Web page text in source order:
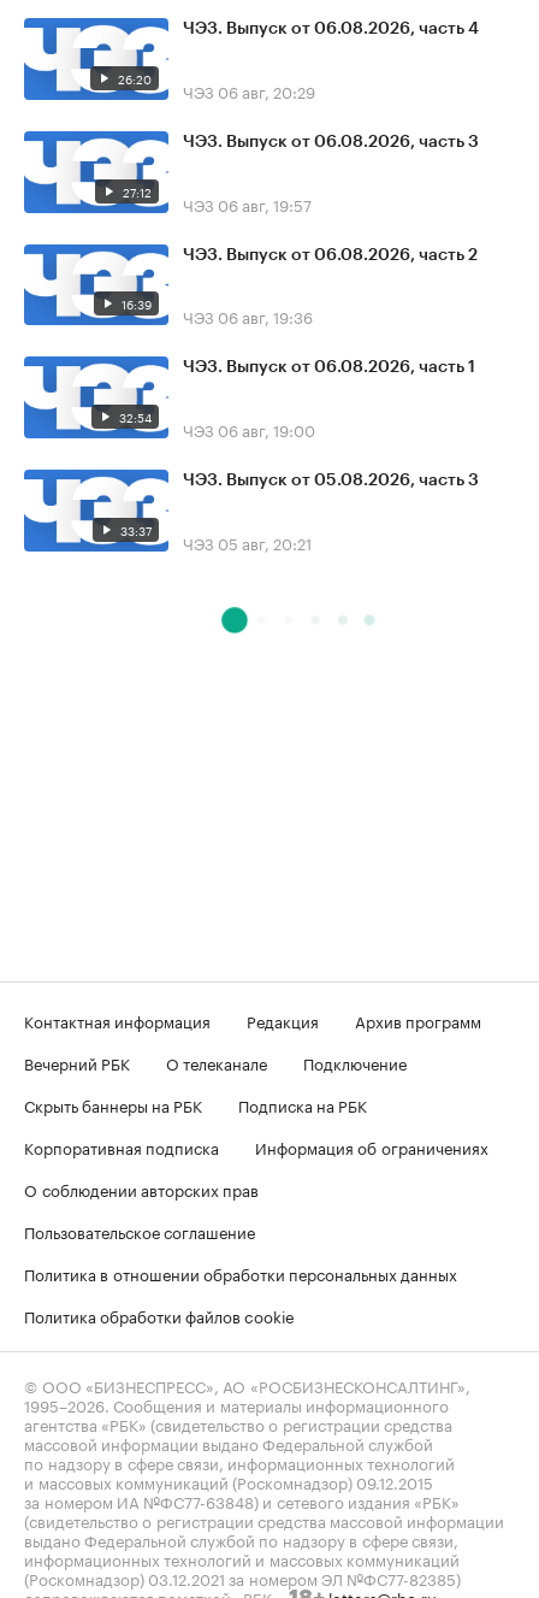
26:20
ЧЭЗ. Выпуск от 06.08.2026, часть 4
ЧЭЗ 06 авг, 20:29
27:12
ЧЭЗ. Выпуск от 06.08.2026, часть 3
ЧЭЗ 06 авг, 19:57
16:39
ЧЭЗ. Выпуск от 06.08.2026, часть 2
ЧЭЗ 06 авг, 19:36
32:54
ЧЭЗ. Выпуск от 06.08.2026, часть 1
ЧЭЗ 06 авг, 19:00
33:37
ЧЭЗ. Выпуск от 05.08.2026, часть 3
ЧЭЗ 05 авг, 20:21
Контактная информация Редакция
Архив программ
Вечерний РБК
О телеканале
Подключение
Скрыть баннеры на РБК
Подписка на РБК
Корпоративная подписка
Информация об ограничениях
О соблюдении авторских прав
Пользовательское соглашение
Политика в отношении обработки персональных данных
Политика обработки файлов cookie
© ООО «БИЗНЕСПРЕСС», АО «РОСБИЗНЕСКОНСАЛТИНГ»,
1995–2026 . Сообщения и материалы информационного
агентства «РБК» (свидетельство о регистрации средства
массовой информации выдано Федеральной службой
по надзору в сфере связи, информационных технологий
и массовых коммуникаций (Роскомнадзор) 09.12.2015
за номером ИА №ФС77-63848) и сетевого издания «РБК»
(свидетельство о регистрации средства массовой информации
выдано Федеральной службой по надзору в сфере связи,
информационных технологий и массовых коммуникаций
(Роскомнадзор) 03.12.2021 за номером ЭЛ №ФС77-82385)